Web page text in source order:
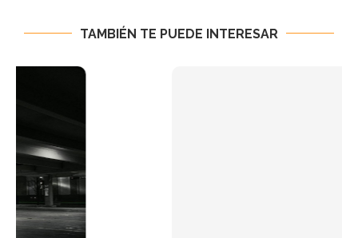
TAMBIÉN TE PUEDE INTERESAR